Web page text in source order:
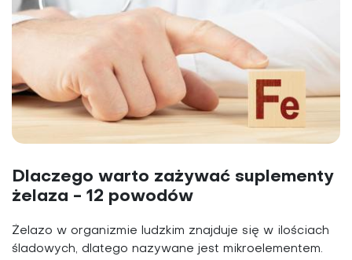
Dlaczego warto zażywać suplementy
żelaza - 12 powodów
Żelazo w organizmie ludzkim znajduje się w ilościach
śladowych, dlatego nazywane jest mikroelementem.